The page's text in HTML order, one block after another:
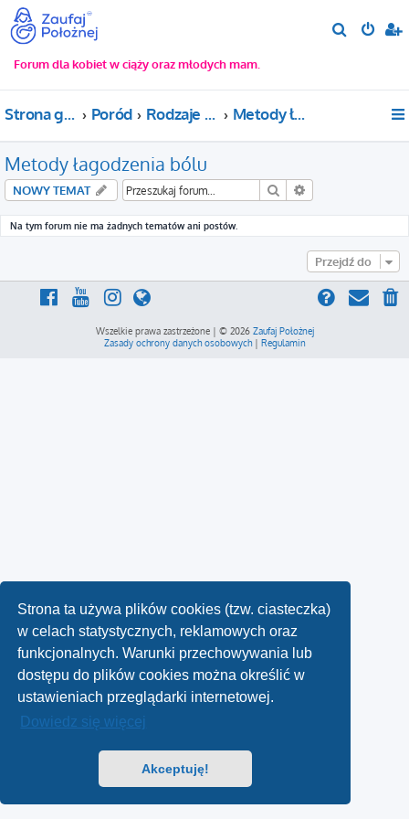
Strona ta używa plików cookies (tzw. ciasteczka)
w celach statystycznych, reklamowych oraz
funkcjonalnych. Warunki przechowywania lub
dostępu do plików cookies można określić w
ustawieniach przeglądarki internetowej.
Dowiedz się więcej
Akceptuję!
j
Forum dla kobiet w ciąży oraz młodych mam.
Strona główna Poród Rodzaje porodu Metody łagodzenia bólu
Metody łagodzenia bólu
NOWY TEMAT Szukaj
Na tym forum nie ma żadnych tematów ani postów.
Przejdź do
Wszelkie prawa zastrzeżone | © 2026 Zaufaj Położnej
Zasady ochrony danych osobowych| Regulamin